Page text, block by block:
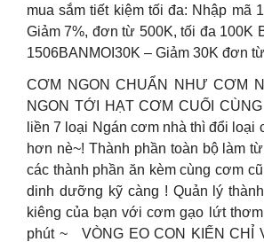
mua sắm tiết kiệm tối đa: Nhập mã
Giảm 7%, đơn từ 500K, tối đa 100K
1506BANMOI30K – Giảm 30K đơn
CƠM NGON CHUẨN NHƯ CƠM
NGON TỚI HẠT CƠM CUỐI
liền 7 loại Ngán cơm nhà thì đổi loại
hơn nè~! Thành phần toàn bộ làm
các thành phần ăn kèm cùng cơm
dinh dưỡng kỹ càng ! Quản lý
kiêng của bạn với cơm gạo lứt
phút ~
VÒNG EO CON KIẾN CHỈ